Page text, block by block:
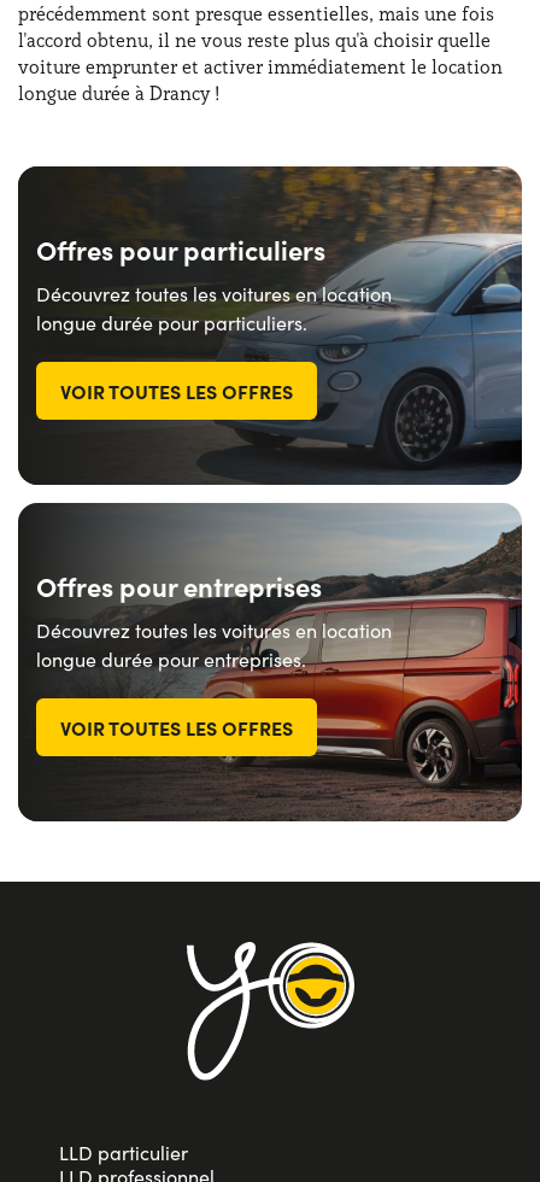
précédemment sont presque essentielles, mais une fois
l'accord obtenu, il ne vous reste plus qu'à choisir quelle
voiture emprunter et activer immédiatement le location
longue durée à Drancy !
Offres pour particuliers
Découvrez toutes les voitures en location
longue durée pour particuliers.
VOIR TOUTES LES OFFRES
Offres pour entreprises
Découvrez toutes les voitures en location
longue durée pour entreprises.
VOIR TOUTES LES OFFRES
LLD particulier